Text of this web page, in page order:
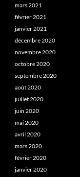
mars 2021
février 2021
janvier 2021
décembre 2020
novembre 2020
octobre 2020
septembre 2020
août 2020
juillet 2020
juin 2020
mai 2020
avril 2020
mars 2020
février 2020
janvier 2020